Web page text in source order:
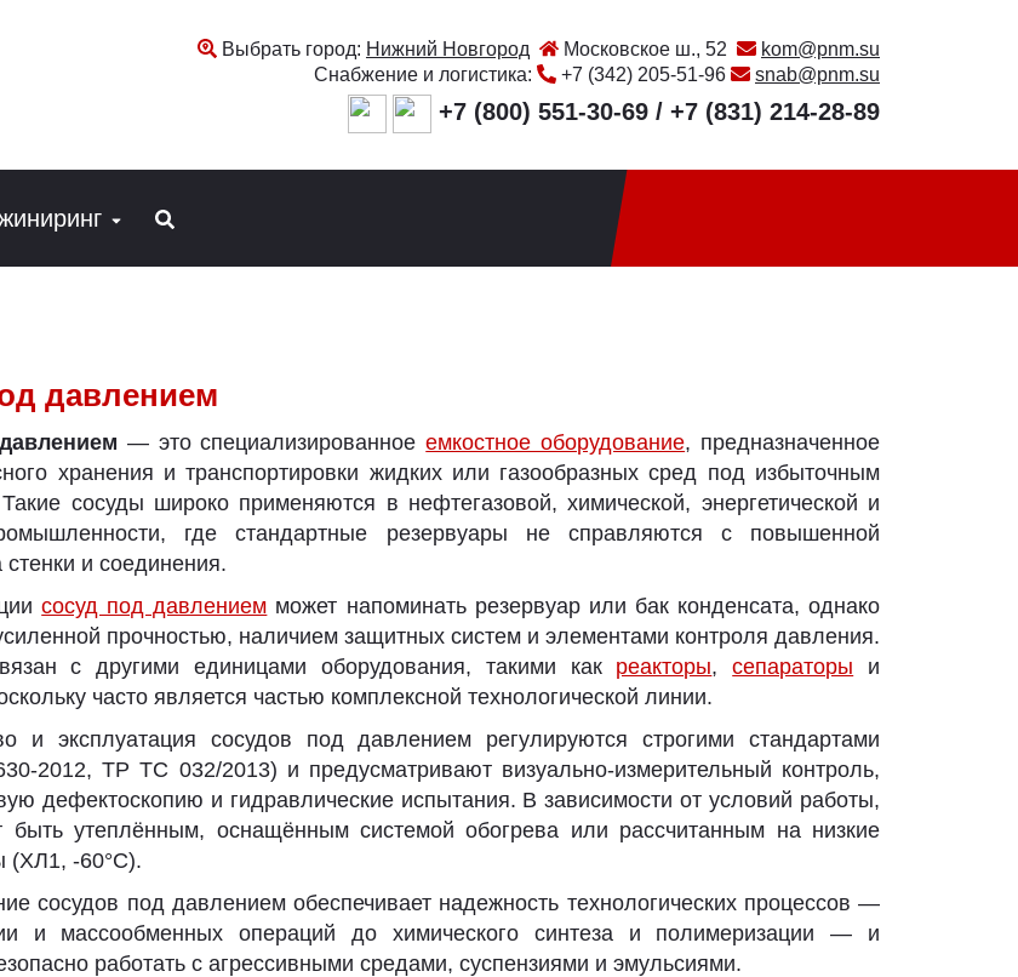
Выбрать город: Нижний Новгород Московское ш., 52
kom@pnm.su
Снабжение и логистика:
+7 (342) 205-51-96 snab@pnm.su
+7 (800) 551-30-69 / +7 (831) 214-28-89
давлением
— это специализированноеемкостное оборудование, предназначенное
хранения и транспортировки жидких или газообразных сред под избыточным
сосуды широко применяются в нефтегазовой, химической, энергетической и
где стандартные резервуары не справляются с повышенной
стенки и соединения.
сосуд под давлением может напоминать резервуар или бак конденсата, однако
прочностью, наличием защитных систем и элементами контроля давления.
с другими единицами оборудования, такими как реакторы,сепараторы и
часто является частью комплексной технологической линии.
и эксплуатация сосудов под давлением регулируются строгими стандартами
2012, ТР ТС 032/2013) и предусматривают визуально-измерительный контроль,
дефектоскопию и гидравлические испытания. В зависимости от условий работы,
быть утеплённым, оснащённым системой обогрева или рассчитанным на низкие
(ХЛ1, -60°C).
сосудов под давлением обеспечивает надежность технологических процессов —
и массообменных операций до химического синтеза и полимеризации — и
работать с агрессивными средами, суспензиями и эмульсиями.